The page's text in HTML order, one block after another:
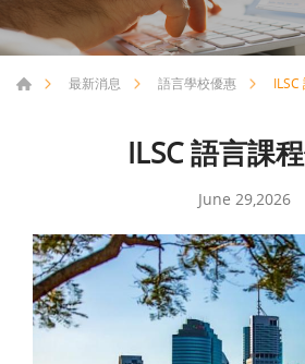
最新消息 語言學校優惠
ILSC 語言課
June 29,2026